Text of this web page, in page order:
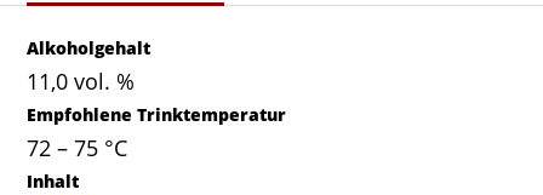
Alkoholgehalt
11,0 vol. %
Empfohlene Trinktemperatur
72 – 75 °C
Inhalt